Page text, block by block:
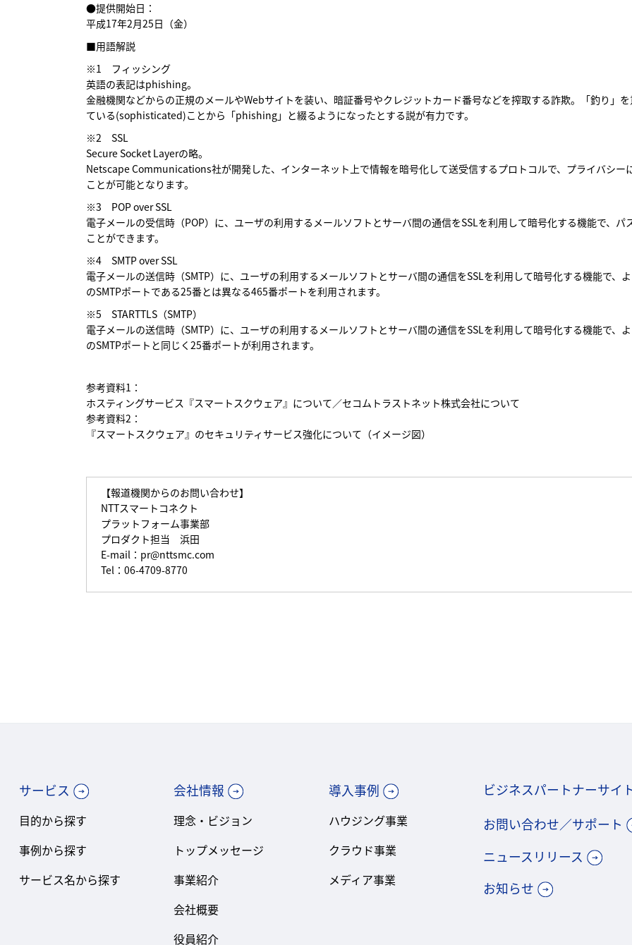
●提供開始日：
平成17年2月25日（金）
■用語解説
※1 フィッシング
英語の表記はphishing。
金融機関などからの正規のメールやWebサイトを装い、暗証番号やクレジットカード番号などを搾取する詐欺。「釣り」
ている(sophisticated)ことから「phishing」と綴るようになったとする説が有力です。
※2 SSL
Secure Socket Layerの略。
Netscape Communications社が開発した、インターネット上で情報を暗号化して送受信するプロトコルで、プライバシ
ことが可能となります。
※3 POP over SSL
電子メールの受信時（POP）に、ユーザの利用するメールソフトとサーバ間の通信をSSLを利用して暗号化する機能で、
ことができます。
※4 SMTP over SSL
電子メールの送信時（SMTP）に、ユーザの利用するメールソフトとサーバ間の通信をSSLを利用して暗号化する機能で、
のSMTPポートである25番とは異なる465番ポートを利用されます。
※5 STARTTLS（SMTP）
電子メールの送信時（SMTP）に、ユーザの利用するメールソフトとサーバ間の通信をSSLを利用して暗号化する機能で、
のSMTPポートと同じく25番ポートが利用されます。
参考資料1：
ホスティングサービス『スマートスクウェア』について／セコムトラストネット株式会社について
参考資料2：
『スマートスクウェア』のセキュリティサービス強化について（イメージ図）
【報道機関からのお問い合わせ】
NTTスマートコネクト
プラットフォーム事業部
プロダクト担当 浜田
E-mail： pr@nttsmc.com
Tel：06-4709-8770
サービス
目的から探す
事例から探す
サービス名から探す
会社情報
理念・ビジョン
トップメッセージ
事業紹介
会社概要
役員紹介
導入事例
ハウジング事業
クラウド事業
メディア事業
ビジネスパートナーサイ
お問い合わせ／サポート
ニュースリリース
お知らせ